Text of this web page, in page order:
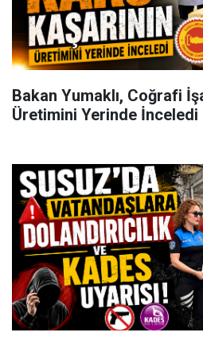
Bakan Yumaklı, Coğrafi
Üretimini Yerinde İnceledi